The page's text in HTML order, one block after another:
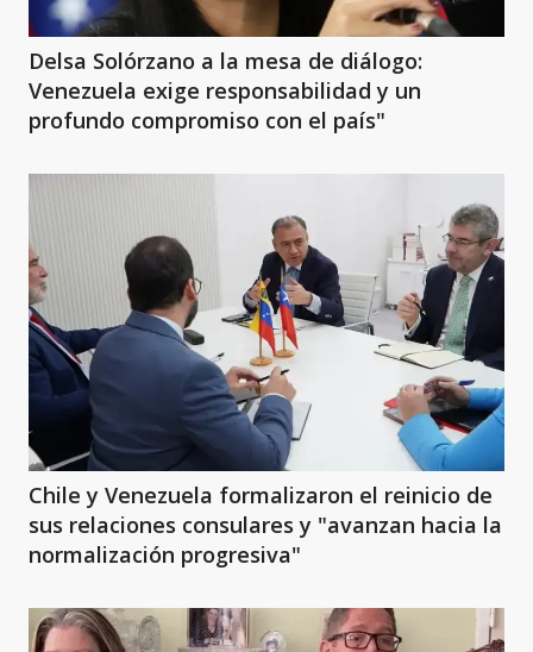
Delsa Solórzano a la mesa de diálogo:
Venezuela exige responsabilidad y un
profundo compromiso con el país"
Chile y Venezuela formalizaron el reinicio de
sus relaciones consulares y "avanzan hacia la
normalización progresiva"